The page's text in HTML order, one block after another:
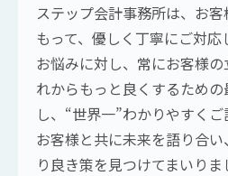
ステップ会計事務所は、お
もって、優しく丁寧にご対
お悩みに対し、常にお客様
れからもっと良くするため
し、“世界一”わかりやすくご
お客様と共に未来を語り合
り良き策を見つけてまいり